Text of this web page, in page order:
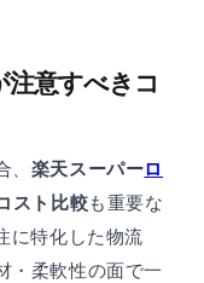
注意すべきコ
楽天スーパーロ
スト比較も重要な
に特化した物流
・柔軟性の面で一